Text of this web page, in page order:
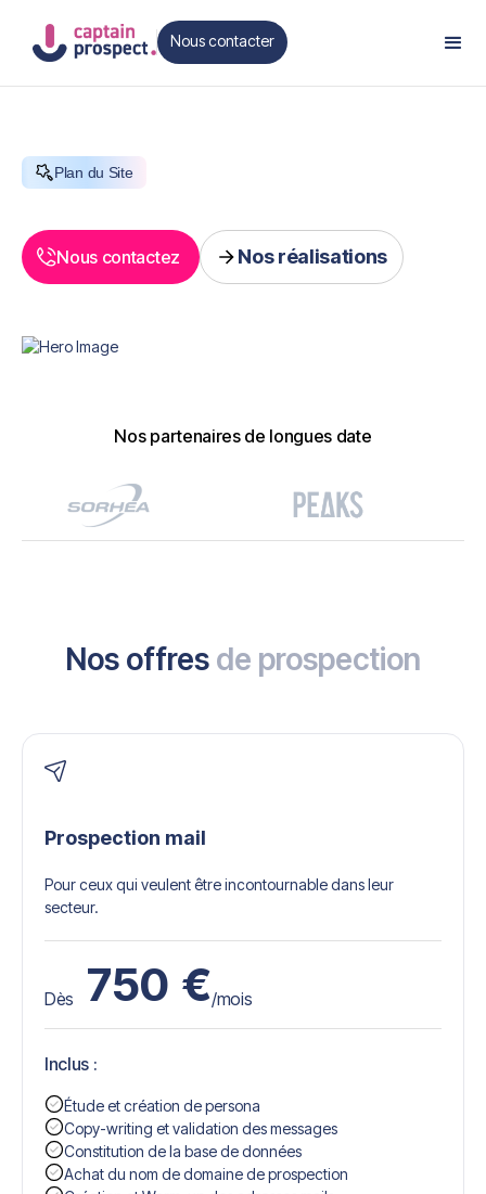
Nous contacter
Contact
Plan du Site
Nous contactez
Book a Free Call
Nos réalisations
Our Projects
Nos partenaires de longues date
Nos offres de prospection
Prospection mail
Pour ceux qui veulent être incontournable dans leur
secteur.
Dès 750 €/mois
Inclus :
Étude et création de persona
Copy-writing et validation des messages
Constitution de la base de données
Achat du nom de domaine de prospection